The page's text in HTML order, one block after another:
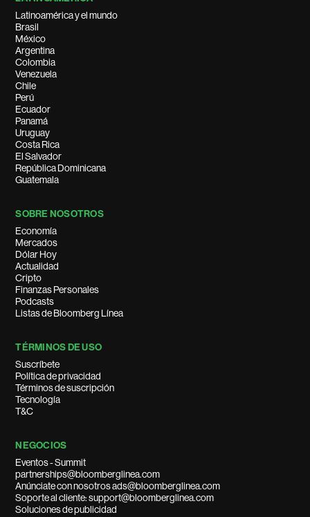
Latinoamérica y el mundo
Brasil
México
Argentina
Colombia
Venezuela
Chile
Perú
Ecuador
Panamá
Uruguay
Costa Rica
El Salvador
República Dominicana
Guatemala
SOBRE NOSOTROS
Economía
Mercados
Dólar Hoy
Actualidad
Cripto
Finanzas Personales
Podcasts
Listas de Bloomberg Línea
TÉRMINOS DE USO
Suscríbete
Política de privacidad
Términos de suscripción
Tecnología
T&C
NEGOCIOS
Eventos - Summit
partnerships@bloomberglinea.com
Anúnciate con nosotros ads@bloomberglinea.com
Soporte al cliente: support@bloomberglinea.com
Soluciones de publicidad